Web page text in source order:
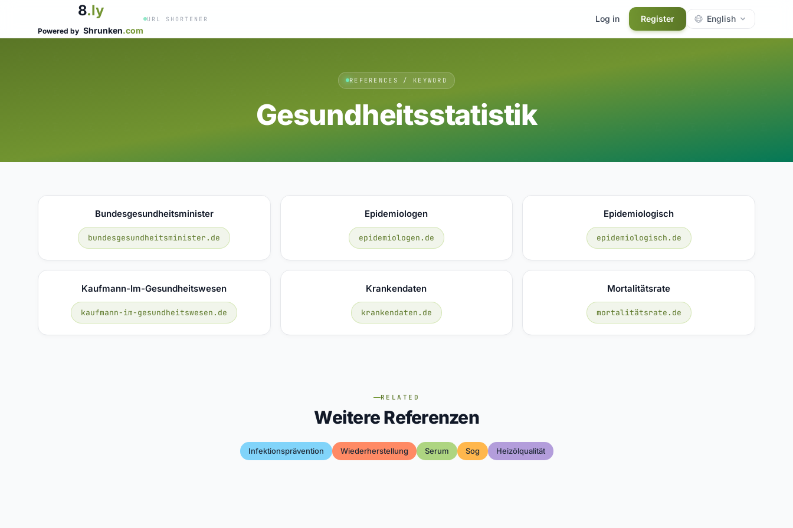
8.ly
Powered by Shrunken.com
URL SHORTENER Log in Register English
REFERENCES / KEYWORD
Gesundheitsstatistik
Bundesgesundheitsminister
bundesgesundheitsminister.de
Epidemiologen
epidemiologen.de
Epidemiologisch
epidemiologisch.de
Kaufmann-Im-Gesundheitswesen
kaufmann-im-gesundheitswesen.de
Krankendaten
krankendaten.de
Mortalitätsrate
mortalitätsrate.de
RELATED
Weitere Referenzen
Infektionsprävention Wiederherstellung Serum Sog Heizölqualität